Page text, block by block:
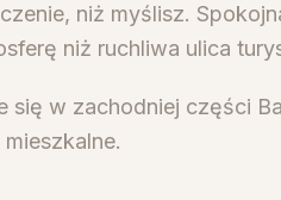
niż myślisz.
niż ruchliwa ulica
się w zachodniej części